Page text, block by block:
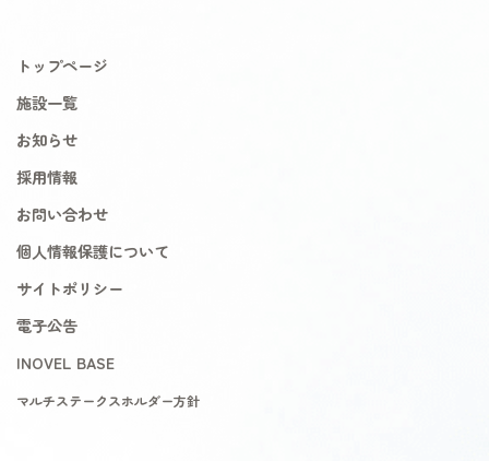
トップページ
施設一覧
お知らせ
採用情報
お問い合わせ
個人情報保護について
サイトポリシー
電子公告
INOVEL BASE
マルチステークスホルダー方針